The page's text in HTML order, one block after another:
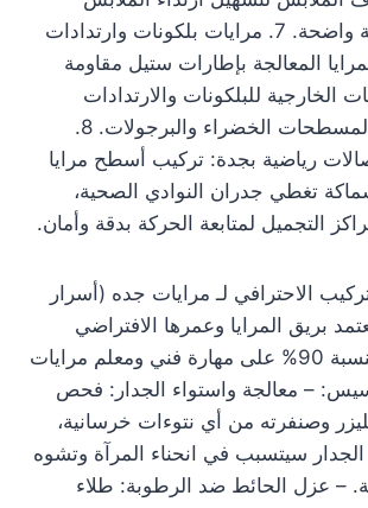
وتوفير رؤية كاملة واضحة. 7. مرايات بلكونات وارتدادات
المعالجة بإطارات ستيل مقاومة
الخارجية للبلكونات والارتدادات
الجانبية لتعكس المسطحات الخضراء والبرجولات. 8.
رياضية بجدة: تركيب أسطح مرايا
تغطي جدران النوادي الصحية،
التجميل لمتابعة الحركة بدقة وأمان.
الاحترافي لـ مرايات جده (أسرار
بريق المرايا وعمرها الافتراضي
وعدم سقوطها بنسبة 90% على مهارة فني ومعلم مرايات
– معالجة واستواء الجدار: فحص
وصنفرته من أي نتوءات خرسانية،
سيتسبب في انحناء المرآة وتشوه
– عزل الحائط ضد الرطوبة: طلاء